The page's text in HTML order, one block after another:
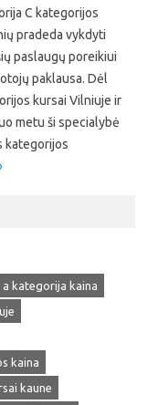
C kategorijos
pradeda vykdyti
paslaugų poreikiui
paklausa. Dėl
kursai Vilniuje ir
metu ši specialybė
kategorijos
a kategorija kaina
kaina
kaune